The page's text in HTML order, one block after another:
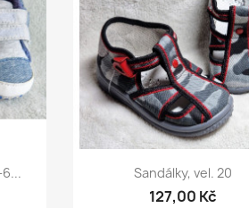
Rychlý náhled
Sandálky, vel. 20
127,00 Kč